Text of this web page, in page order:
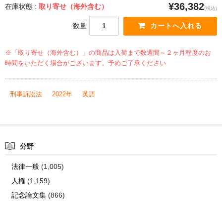
在庫状態 : 取り寄せ（海外含む） ¥36,382(税込)
数量
※「取り寄せ（海外含む）」の商品は入荷まで数週間～２ヶ月程度のお
時間をいただく場合がございます。予めご了承ください
刑事訴訟法 2022年 英語
分野
法律一般(1,005)
人権(1,159)
記念論文集(866)